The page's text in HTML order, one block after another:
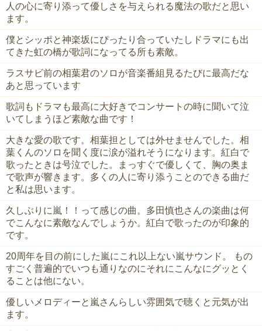
人の心に寄り添って優しさを与えられる魔法の歌だと思い
ます。
僕とシッポと神楽坂にぴったり合っていたしドラマにも出
てきた虹の橋が歌詞になってる所も素敵。
ラスサビ前の相葉君のソロが音楽番組見るたびに最高だな
あと思っています
歌詞もドラマも最高に大好きでコンサートの時に聞いて泣
いてしまうほど素敵な曲です！
大きな愛の歌です。相葉担としては外せませんでした。相
葉くんのソロを聞く度に涙が溢れそうになります。紅白で
歌ったときは号泣でした。まっすぐで優しくて、胸の奥ま
で歌声が響きます。多くの人に寄り添うことのできる曲だ
と私は思います。
久しぶりに嵐！！って感じの曲。多田慎也さんの楽曲は何
でこんなに素敵なんでしょうか。紅白で歌ったのが印象的
です。
20周年を目の前にした嵐にこれ以上ない嵐サウンド。 もの
すごく普遍的でいつも通りなのにそれにこんなにグッとく
ることは他にない。
優しいメロディーと嵐さんらしい雰囲気で聴くと元気が出
ます。